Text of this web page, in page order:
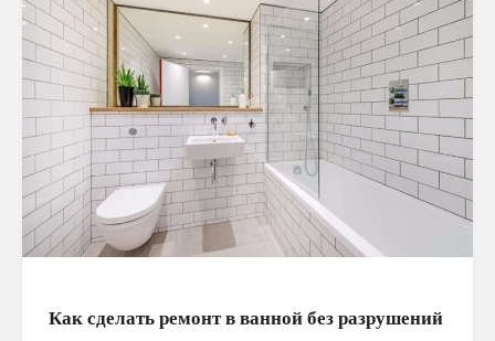
Как сделать ремонт в ванной без разрушений